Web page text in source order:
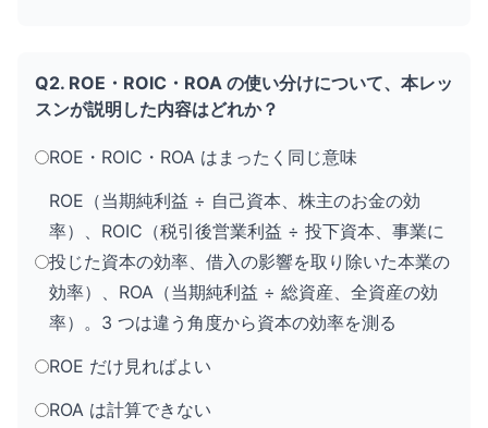
Q2. ROE・ROIC・ROA の使い分けについて、本レッ
スンが説明した内容はどれか？
ROE・ROIC・ROA はまったく同じ意味
ROE（当期純利益 ÷ 自己資本、株主のお金の効
率）、ROIC（税引後営業利益 ÷ 投下資本、事業に
投じた資本の効率、借入の影響を取り除いた本業の
効率）、ROA（当期純利益 ÷ 総資産、全資産の効
率）。3 つは違う角度から資本の効率を測る
ROE だけ見ればよい
ROA は計算できない